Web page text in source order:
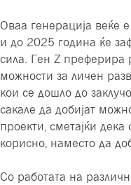
Оваа генерација веќе
и до 2025 година ќе
сила. Ген Z преферира
можности за личен
кои се дошло до
сакале да добијат
проекти, сметајќи
корисно, наместо да
Со работата на